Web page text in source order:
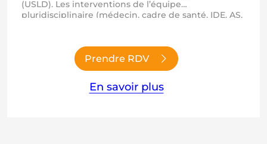
(USLD). Les interventions de l’équipe
pluridisciplinaire (médecin, cadre de santé, IDE, AS,
animatrice) auprès du résident s’organisent autour
du projet de vie et de soins personnalisé. L’Unité de
Prendre RDV
En savoir plus